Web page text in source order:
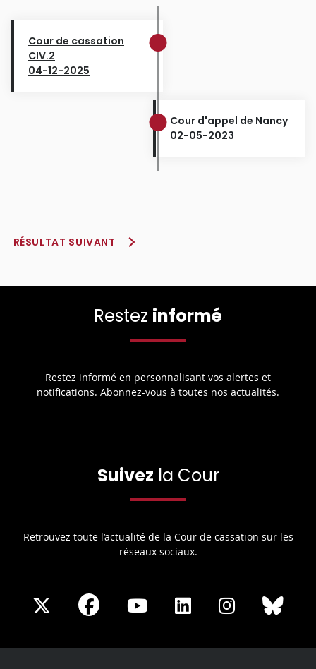
Cour de cassation
CIV.2
04-12-2025
Cour d'appel de Nancy
02-05-2023
RÉSULTAT SUIVANT
Restez informé
Restez informé en personnalisant vos alertes et
notifications. Abonnez-vous à toutes nos actualités.
Suivez la Cour
Retrouvez toute l’actualité de la Cour de cassation sur les
réseaux sociaux.
Share
X
Share
Facebook
Share
Youtube
Share
LinkedIn
Share
Instagram